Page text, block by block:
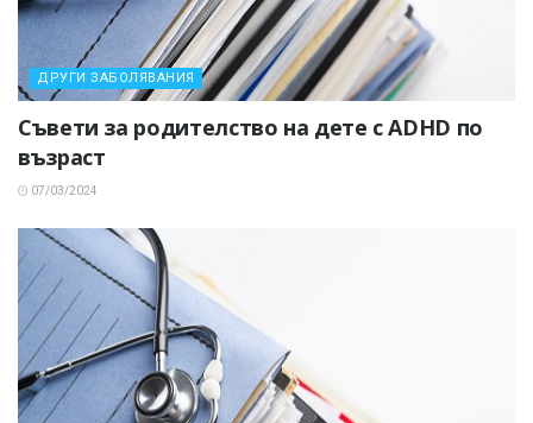
ДРУГИ ЗАБОЛЯВАНИЯ
Съвети за родителство на дете с ADHD по
възраст
07/03/2024